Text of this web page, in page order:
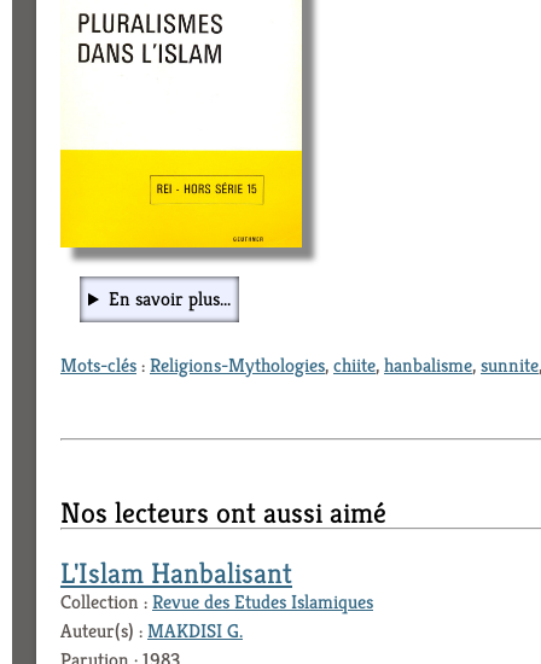
En savoir plus...
Mots-clés:Religions-Mythologies,chiite,hanbalisme,sunnite
Nos lecteurs ont aussi aimé
L'Islam Hanbalisant
Collection :Revue des Etudes Islamiques
Auteur(s) :MAKDISI G.